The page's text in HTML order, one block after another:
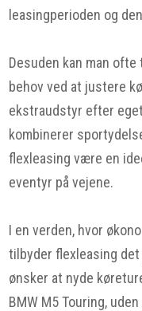
leasingperioden og
Desuden kan man
behov ved at justere
ekstraudstyr efter eget
kombinerer
flexleasing være en
eventyr på vejene.
I en verden, hvor
tilbyder flexleasing
ønsker at nyde
BMW M5 Touring,